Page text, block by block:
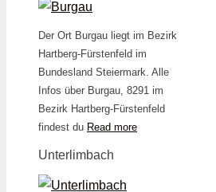
Der Ort Burgau liegt im Bezirk
Hartberg-Fürstenfeld im
Bundesland Steiermark. Alle
Infos über Burgau, 8291 im
Bezirk Hartberg-Fürstenfeld
findest du Read more
Unterlimbach